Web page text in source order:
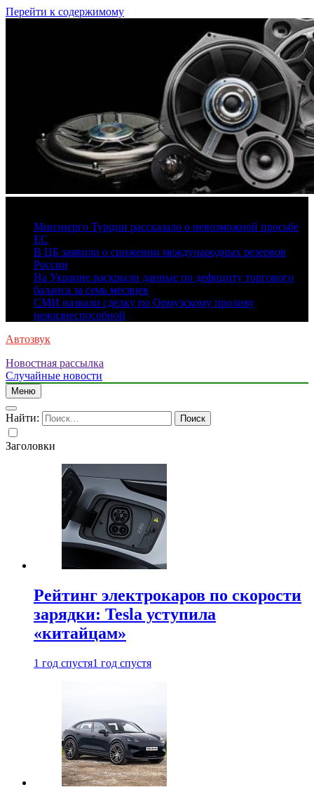
Перейти к содержимому
Минэнерго Турции рассказало о невозможной просьбе
ЕС
В ЦБ заявили о снижении международных резервов
России
На Украине раскрыли данные по дефициту торгового
баланса за семь месяцев
СМИ назвали сделку по Ормузскому проливу
нежизнеспособной
Автозвук
Новостная рассылка
Случайные новости
Меню
Найти:
Заголовки
Рейтинг электрокаров по скорости
зарядки: Tesla уступила
«китайцам»
1 год спустя1 год спустя